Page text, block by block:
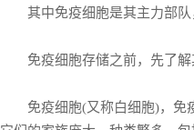
其中免疫细胞是其主力部队
免疫细胞存储之前，先了解
免疫细胞(又称白细胞)，免疫